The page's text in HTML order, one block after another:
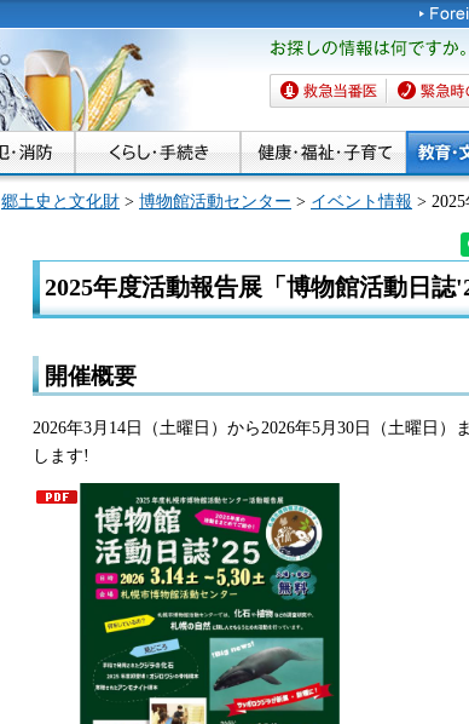
お探しの情報は何です
か。
救急当番医 緊急時の
郷土史と文化財 > 博物館活動センター > イベント情報 >
2025年度活動報告展「博物館活動日誌
開催概要
2026年3月14日（土曜日）から2026年5月30日（土曜日
します!